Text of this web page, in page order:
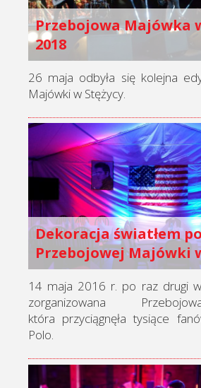
Przebojowa Majówka
2018
26 maja odbyła się kolejna
Majówki w Stężycy.
Dekoracja światłem
Przebojowej Majówki
14 maja 2016 r. po raz drugi w
zorganizowana
która przyciągnęła tysiące
Polo.